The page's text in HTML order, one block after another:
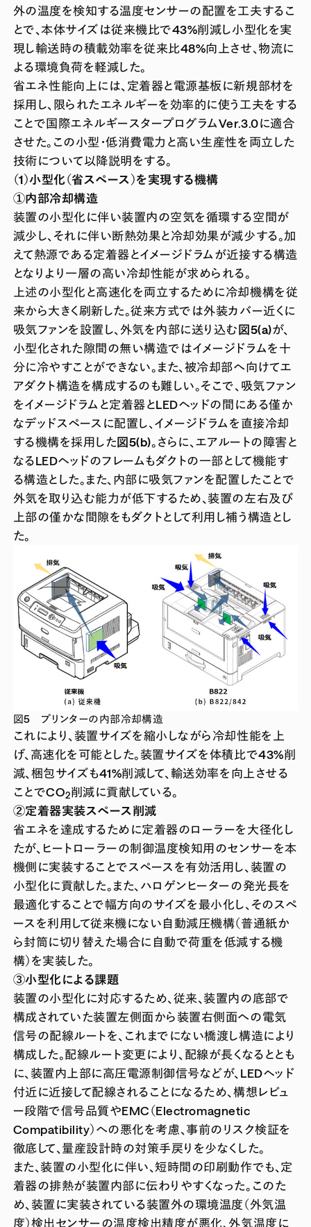
外の温度を検知する温度センサーの配置を工夫するこ
とで、本体サイズは従来機比で43%削減し小型化を実
現し輸送時の積載効率を従来比48%向上させ、物流に
よる環境負荷を軽減した。
省エネ性能向上には、定着器と電源基板に新規部材を
採用し、限られたエネルギーを効率的に使う工夫をする
ことで国際エネルギースタープログラムVer.3.0に適合
させた。この小型・低消費電力と高い生産性を両立した
技術について以降説明をする。
（1）小型化（省スペース）を実現する機構
①内部冷却構造
装置の小型化に伴い装置内の空気を循環する空間が
減少し、それに伴い断熱効果と冷却効果が減少する。加
えて熱源である定着器とイメージドラムが近接する構造
となりより一層の高い冷却性能が求められる。
上述の小型化と高速化を両立するために冷却機構を従
来から大きく刷新した。従来方式では外装カバー近くに
吸気ファンを設置し、外気を内部に送り込む図5(a)が、
小型化された隙間の無い構造ではイメージドラムを十
分に冷やすことができない。また、被冷却部へ向けてエ
アダクト構造を構成するのも難しい。そこで、吸気ファン
をイメージドラムと定着器とLEDヘッドの間にある僅か
なデッドスペースに配置し、イメージドラムを直接冷却
する機構を採用した図5(b)。さらに、エアルートの障害と
なるLEDヘッドのフレームもダクトの一部として機能す
る構造とした。また、内部に吸気ファンを配置したことで
外気を取り込む能力が低下するため、装置の左右及び
上部の僅かな間隙をもダクトとして利用し補う構造とし
た。
図5 プリンターの内部冷却構造
これにより、装置サイズを縮小しながら冷却性能を上
げ、高速化を可能とした。装置サイズを体積比で43%削
減、梱包サイズも41%削減して、輸送効率を向上させる
ことでCO2削減に貢献している。
②定着器実装スペース削減
省エネを達成するために定着器のローラーを大径化し
たが、ヒートローラーの制御温度検知用のセンサーを本
機側に実装することでスペースを有効活用し、装置の
小型化に貢献した。また、ハロゲンヒーターの発光長を
最適化することで幅方向のサイズを最小化し、そのスペ
ースを利用して従来機にない自動減圧機構（普通紙か
ら封筒に切り替えた場合に自動で荷重を低減する機
構）を実装した。
③小型化による課題
装置の小型化に対応するため、従来、装置内の底部で
構成されていた装置左側面から装置右側面への電気
信号の配線ルートを、これまでにない橋渡し構造により
構成した。配線ルート変更により、配線が長くなるととも
に、装置内上部に高圧電源制御信号などが、LEDヘッド
付近に近接して配線されることになるため、構想レビュ
ー段階で信号品質やEMC（Electromagnetic
Compatibility）への悪化を考慮、事前のリスク検証を
徹底して、量産設計時の対策手戻りを少なくした。
また、装置の小型化に伴い、短時間の印刷動作でも、定
着器の排熱が装置内部に伝わりやすくなった。このた
め、装置に実装されている装置外の環境温度（外気温
度）検出センサーの温度検出精度が悪化、外気温度に